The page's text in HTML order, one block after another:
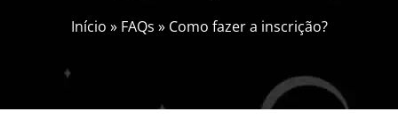
LOJA
resultados
para:
Início » FAQs » Como fazer a inscrição?